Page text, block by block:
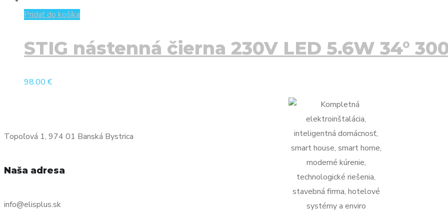
Pridať do košíka
STIG nástenná čierna 230V LED 5.6W 34°
98.00 €
Topoľová 1, 974 01 Banská Bystrica
Naša adresa
info@elisplus.sk